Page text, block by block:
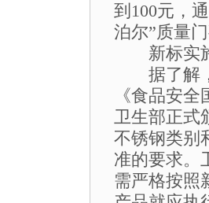
到100元，
泊尔”质量
新标实施
据了解，
《食品安
卫生部正式
不锈钢类别
准的要求。
需严格按照